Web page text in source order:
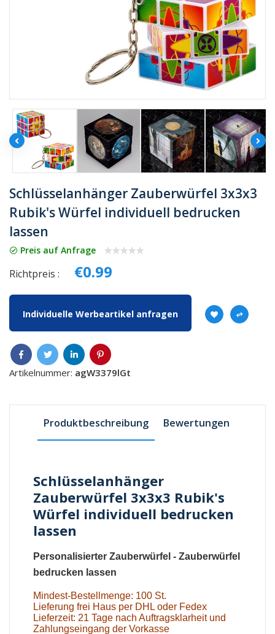
Schlüsselanhänger Zauberwürfel 3x3x3
Rubik's Würfel individuell bedrucken
lassen
Preis auf Anfrage
Richtpreis : €0.99
Individuelle Werbeartikel anfragen
Artikelnummer: agW3379lGt
Produktbeschreibung Bewertungen
Schlüsselanhänger
Zauberwürfel 3x3x3 Rubik's
Würfel individuell bedrucken
lassen
Personalisierter Zauberwürfel -Zauberwürfel
bedrucken lassen
Mindest-Bestellmenge: 100 St.
Lieferung frei Haus per DHL oder Fedex
Lieferzeit: 21 Tage nach Auftragsklarheit und
Zahlungseingang der Vorkasse